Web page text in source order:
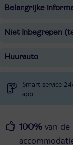
Belangrijke
Niet Inbegrepen
Huurauto
Smart service
app
100%van de